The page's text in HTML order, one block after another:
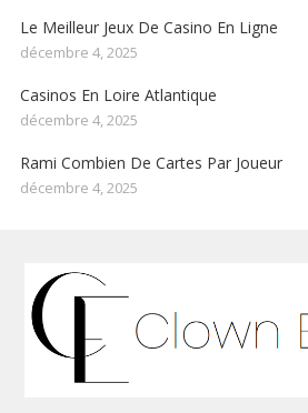
Le Meilleur Jeux De Casino En Ligne
décembre 4, 2025
Casinos En Loire Atlantique
décembre 4, 2025
Rami Combien De Cartes Par Joueur
décembre 4, 2025